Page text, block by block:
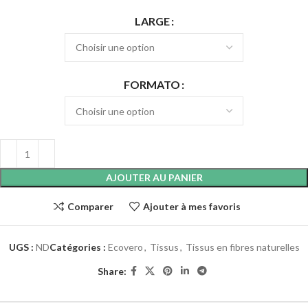
LARGE
FORMATO
AJOUTER AU PANIER
Comparer Ajouter à mes favoris
UGS : NDCatégories : Ecovero, Tissus, Tissus en fibres naturelles
Share: